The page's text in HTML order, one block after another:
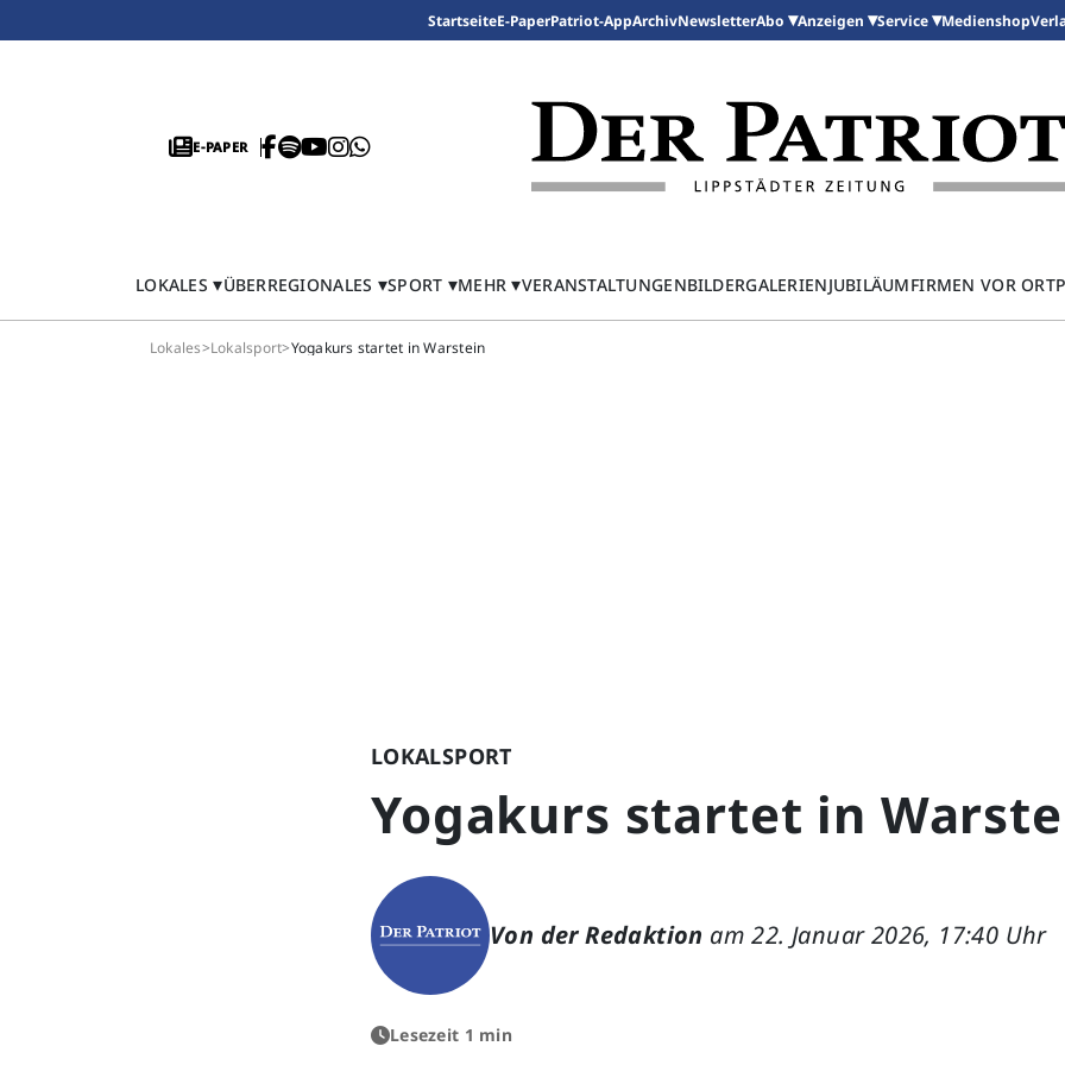
StartseiteE-PaperPatriot-AppArchivNewsletterAbo Anzeigen Service Medienshop
E-PAPER
LOKALES ÜBERREGIONALES SPORT MEHR VERANSTALTUNGENBILDERGALERIENJUBILÄUMFIRMEN VOR ORT
Lokales>Lokalsport>Yogakurs startet in Warstein
LOKALSPORT
Yogakurs startet in
Von der Redaktion am 22. Januar 2026, 17:40 Uhr
Lesezeit 1 min